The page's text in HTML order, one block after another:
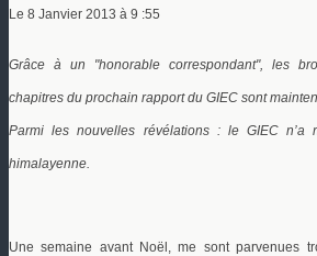
Le 8 Janvier 2013 à 9 :55
Grâce à un "honorable correspondant", les
chapitres du prochain rapport du GIEC sont
Parmi les nouvelles révélations : le GIEC n’a
himalayenne.
Une semaine avant Noël,me sont parvenues